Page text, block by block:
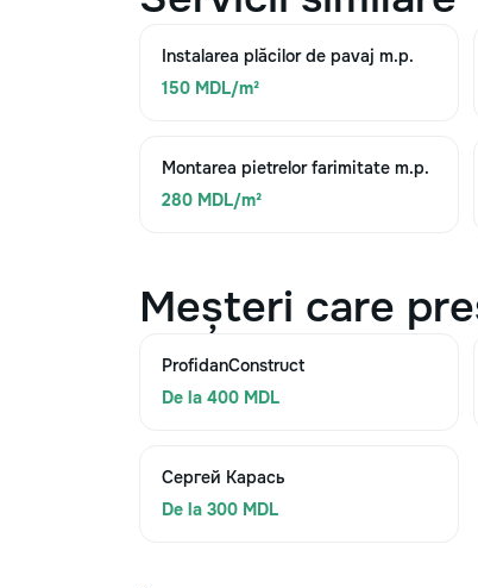
Instalarea plăcilor de pavaj m.p.
150 MDL/m²
Montarea pietrelor farimitate m.p.
280 MDL/m²
Meșteri care
ProfidanConstruct
De la 400 MDL
Сергей Карась
De la 300 MDL